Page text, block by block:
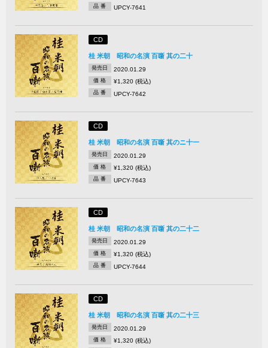
品 番 UPCY-7641
CD
桂 米朝 昭和の名演 百噺 其の二十
発売日 2020.01.29
価 格 ¥1,320 (税込)
品 番 UPCY-7642
CD
桂 米朝 昭和の名演 百噺 其のニ十一
発売日 2020.01.29
価 格 ¥1,320 (税込)
品 番 UPCY-7643
CD
桂 米朝 昭和の名演 百噺 其の二十二
発売日 2020.01.29
価 格 ¥1,320 (税込)
品 番 UPCY-7644
CD
桂 米朝 昭和の名演 百噺 其の二十三
発売日 2020.01.29
価 格 ¥1,320 (税込)